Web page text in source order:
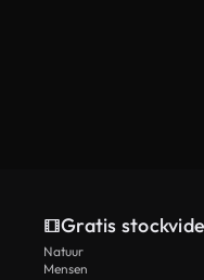
Gratis
Natuur
Mensen